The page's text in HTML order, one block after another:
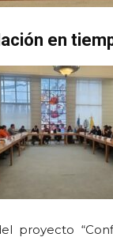
en
proyecto